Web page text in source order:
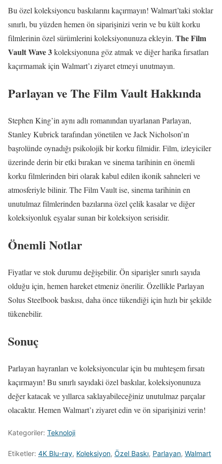
Bu özel koleksiyoncu baskılarını kaçırmayın! Walmart’taki stoklar
sınırlı, bu yüzden hemen ön siparişinizi verin ve bu kült korku
filmlerinin özel sürümlerini koleksiyonunuza ekleyin. The Film
Vault Wave 3koleksiyonuna göz atmak ve diğer harika fırsatları
kaçırmamak için Walmart’ı ziyaret etmeyi unutmayın.
Parlayan ve The Film Vault Hakkında
Stephen King’in aynı adlı romanından uyarlanan Parlayan,
Stanley Kubrick tarafından yönetilen ve Jack Nicholson’ın
başrolünde oynadığı psikolojik bir korku filmidir. Film, izleyiciler
üzerinde derin bir etki bırakan ve sinema tarihinin en önemli
korku filmlerinden biri olarak kabul edilen ikonik sahneleri ve
atmosferiyle bilinir. The Film Vault ise, sinema tarihinin en
unutulmaz filmlerinden bazılarına özel çelik kasalar ve diğer
koleksiyonluk eşyalar sunan bir koleksiyon serisidir.
Önemli Notlar
Fiyatlar ve stok durumu değişebilir. Ön siparişler sınırlı sayıda
olduğu için, hemen hareket etmeniz önerilir. Özellikle Parlayan
Solus Steelbook baskısı, daha önce tükendiği için hızlı bir şekilde
tükenebilir.
Sonuç
Parlayan hayranları ve koleksiyoncular için bu muhteşem fırsatı
kaçırmayın! Bu sınırlı sayıdaki özel baskılar, koleksiyonunuza
değer katacak ve yıllarca saklayabileceğiniz unutulmaz parçalar
olacaktır. Hemen Walmart’ı ziyaret edin ve ön siparişinizi verin!
Kategoriler: Teknoloji
Etiketler: 4K Blu-ray, Koleksiyon, Özel Baskı, Parlayan, Walmart